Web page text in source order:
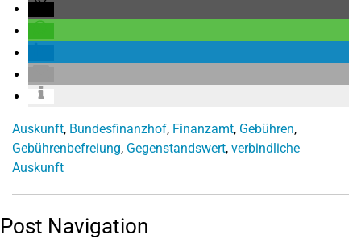
Auskunft, Bundesfinanzhof, Finanzamt, Gebühren,
Gebührenbefreiung, Gegenstandswert, verbindliche
Auskunft
Post Navigation